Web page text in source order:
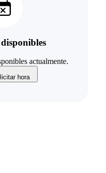
actualmente.
hora